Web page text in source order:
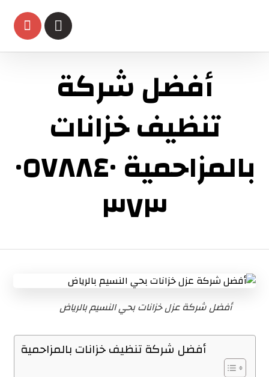
أفضل شركة
تنظيف خزانات
بالمزاحمية ٠٥٧٨٨٤٠
٣٧٣
أفضل شركة عزل خزانات بحي النسيم بالرياض